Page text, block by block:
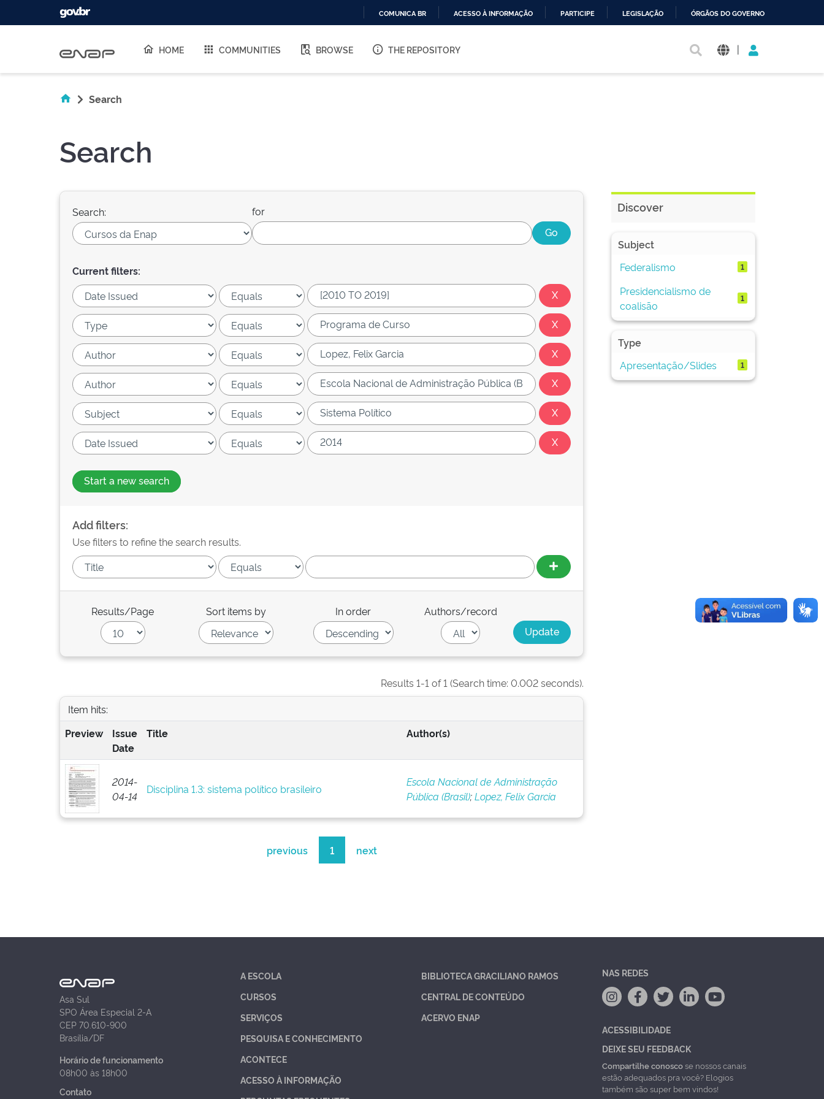
O
COMUNICA BR ACESSO À INFORMAÇÃO PARTICIPE LEGISLAÇÃO ÓRGÃOS DO GOVERNO
HOME COMMUNITIES BROWSE THE REPOSITORY |
Search
Search
Search: for
Current filters:
Start a new search
Add filters:
Use filters to refine the search results.
Results/Page Sort items by In order Authors/record
Results 1-1 of 1 (Search time: 0.002 seconds).
Item hits:
Preview
Issue
Date
Title Author(s)
2014-
04-14
Disciplina 1.3: sistema político brasileiro
Escola Nacional de Administração
Pública (Brasil);Lopez, Felix Garcia
previous 1 next
Discover
Subject
Federalismo
1
Presidencialismo de
coalisão
1
Type
Apresentação/Slides
1
Asa Sul
SPO Área Especial 2-A
CEP 70.610-900
Brasília/DF
Horário de funcionamento
08h00 às 18h00
Contato
A ESCOLA
CURSOS
SERVIÇOS
PESQUISA E CONHECIMENTO
ACONTECE
ACESSO À INFORMAÇÃO
BIBLIOTECA GRACILIANO RAMOS
CENTRAL DE CONTEÚDO
ACERVO ENAP
NAS REDES
ACESSIBILIDADE
DEIXE SEU FEEDBACK
Compartilhe conoscose nossos canais
estão adequados pra você? Elogios
também são super bem vindos!